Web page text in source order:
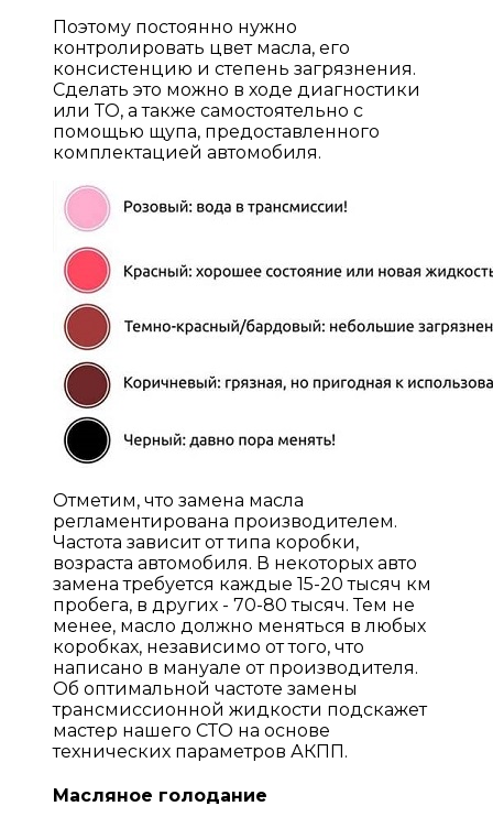
Поэтому постоянно нужно
контролировать цвет масла, его
консистенцию и степень загрязнения.
Сделать это можно в ходе диагностики
или ТО, а также самостоятельно с
помощью щупа, предоставленного
комплектацией автомобиля.
Отметим, что замена масла
регламентирована производителем.
Частота зависит от типа коробки,
возраста автомобиля. В некоторых авто
замена требуется каждые 15-20 тысяч км
пробега, в других - 70-80 тысяч. Тем не
менее, масло должно меняться в любых
коробках, независимо от того, что
написано в мануале от производителя.
Об оптимальной частоте замены
трансмиссионной жидкости подскажет
мастер нашего СТО на основе
технических параметров АКПП.
Масляное голодание